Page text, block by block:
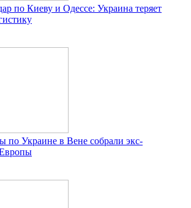
по Киеву и Одессе: Украина теряет
по Украине в Вене собрали экс-